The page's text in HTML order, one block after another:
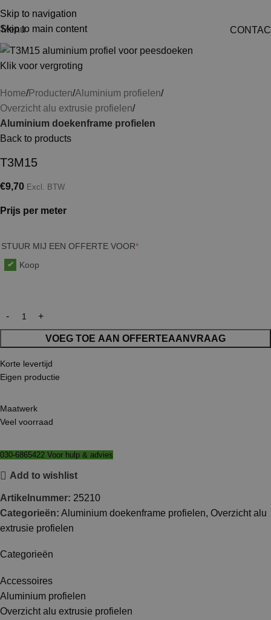
Skip to navigation
Skip to main content
Menu
Categorieën
Accessoires
Aluminium profielen
Overzicht alu extrusie profielen
Klik voor vergroting
Home Producten Aluminium profielen
Overzicht alu extrusie profielen
Aluminium doekenframe profielen
Back to products
T3M15
€9,70 Excl. BTW
Prijs per meter
STUUR MIJ EEN OFFERTE VOOR*
Koop
VOEG TOE AAN OFFERTEAANVRAAG
Korte levertijd
Eigen productie
Maatwerk
Veel voorraad
030-6865422 Voor hulp & advies
Add to wishlist
Artikelnummer: 25210
Categorieën: Aluminium doekenframe profielen, Overzicht alu
extrusie profielen